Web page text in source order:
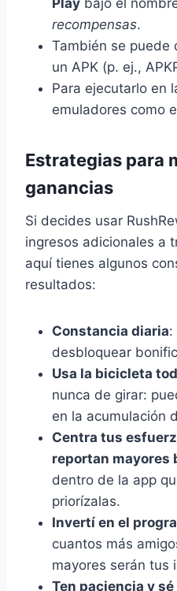
Play bajo el
recompensas.
También se puede
un APK (p. ej.,
Para ejecutarlo en
emuladores como
Estrategias para
ganancias
Si decides usar
ingresos adicionales a
aquí tienes algunos
resultados:
Constancia diaria:
desbloquear
Usa la bicicleta
nunca de girar:
en la acumulación
Centra tus
reportan mayores
dentro de la app
priorízalas.
Invertí en el
cuantos más
mayores serán tus
Ten paciencia y